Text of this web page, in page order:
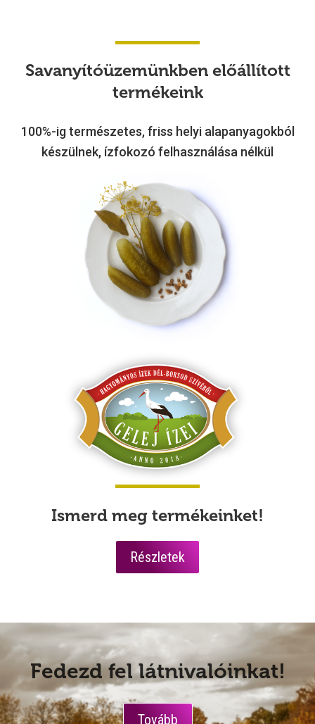
Savanyítóüzemünkben előállított
termékeink
100%-ig természetes, friss helyi alapanyagokból
készülnek, ízfokozó felhasználása nélkül
Ismerd meg termékeinket!
Részletek
Fedezd fel látnivalóinkat!
Tovább